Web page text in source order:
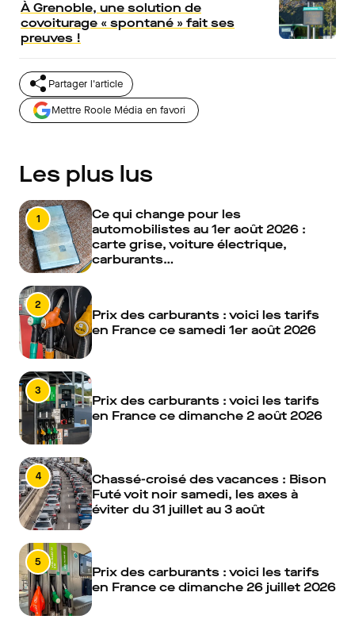
À Grenoble, une solution de
covoiturage « spontané » fait ses
preuves !
Partager l'article
Mettre Roole Média en favori
Les plus lus
1
Ce qui change pour les
automobilistes au 1er août 2026 :
carte grise, voiture électrique,
carburants…
2
Prix des carburants : voici les tarifs
en France ce samedi 1er août 2026
3
Prix des carburants : voici les tarifs
en France ce dimanche 2 août 2026
4
Chassé-croisé des vacances : Bison
Futé voit noir samedi, les axes à
éviter du 31 juillet au 3 août
5
Prix des carburants : voici les tarifs
en France ce dimanche 26 juillet 2026